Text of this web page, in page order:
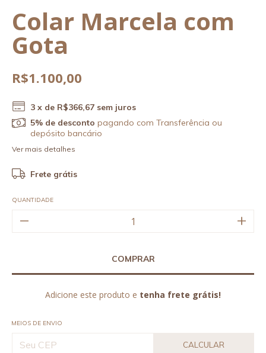
Colar Marcela com
Gota
R$1.100,00
3 x de R$366,67 sem juros
5% de desconto pagando com Transferência ou
depósito bancário
Ver mais detalhes
Frete grátis
QUANTIDADE
Adicione este produto e tenha frete grátis!
MEIOS DE ENVIO
CALCULAR